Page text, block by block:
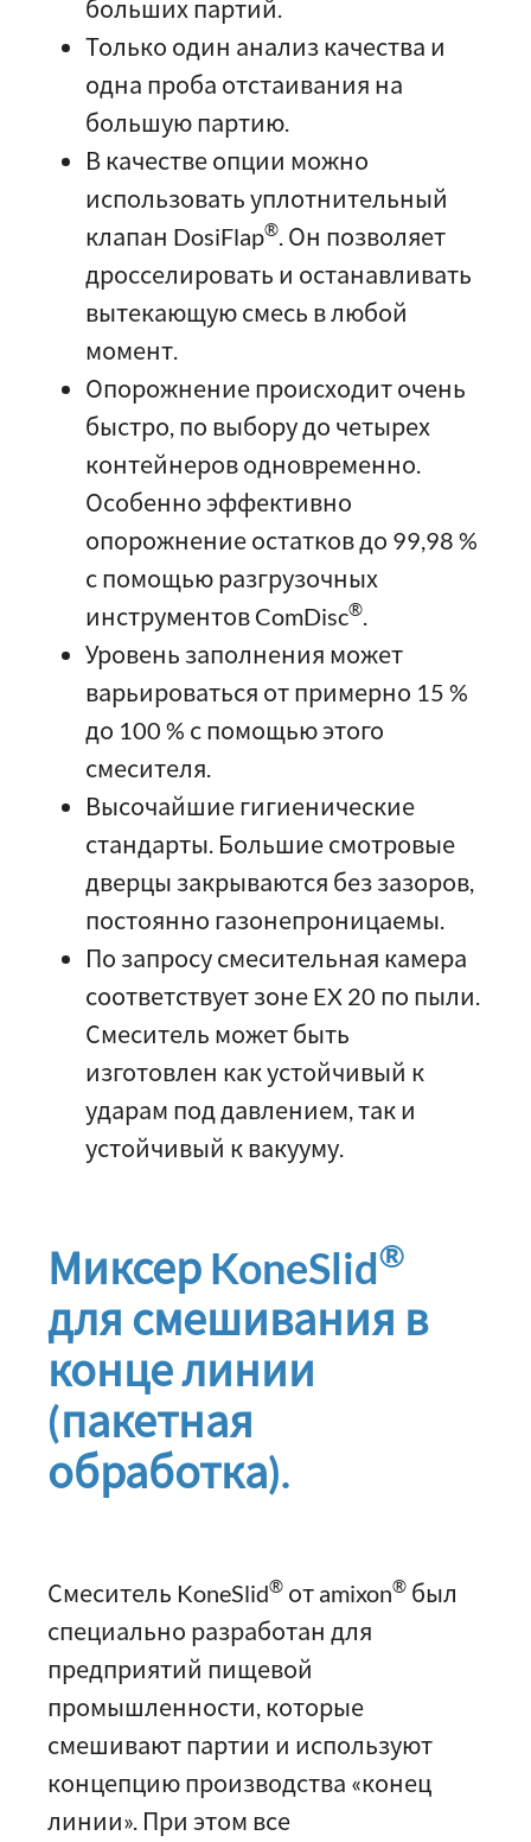
больших партий.
Только один анализ качества и
одна проба отстаивания на
большую партию.
В качестве опции можно
использовать уплотнительный
клапан DosiFlap® . Он позволяет
дросселировать и останавливать
вытекающую смесь в любой
момент.
Опорожнение происходит очень
быстро, по выбору до четырех
контейнеров одновременно.
Особенно эффективно
опорожнение остатков до 99,98 %
с помощью разгрузочных
инструментов ComDisc®
Уровень заполнения может
варьироваться от примерно 15 %
до 100 % с помощью этого
смесителя.
Высочайшие гигиенические
стандарты. Большие смотровые
дверцы закрываются без зазоров,
постоянно газонепроницаемы.
По запросу смесительная камера
соответствует зоне EX 20 по пыли.
Смеситель может быть
изготовлен как устойчивый к
ударам под давлением, так и
устойчивый к вакууму.
Миксер KoneSlid®
для смешивания в
конце линии
(пакетная
обработка).
Смеситель KoneSlid® от amixon® был
специально разработан для
предприятий пищевой
промышленности, которые
смешивают партии и используют
концепцию производства «конец
линии». При этом все